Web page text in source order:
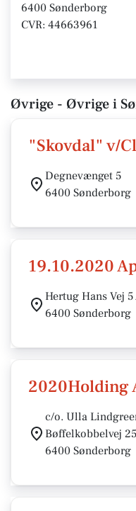
6400 Sønderborg
CVR: 44663961
Øvrige - Øvrige i
"Skovdal" v/
Degnevænget 5
6400 Sønderborg
19.10.2020
Hertug Hans Vej 5
6400 Sønderborg
2020Holding
c/o. Ulla
Bøffelkobbelvej
6400 Sønderborg